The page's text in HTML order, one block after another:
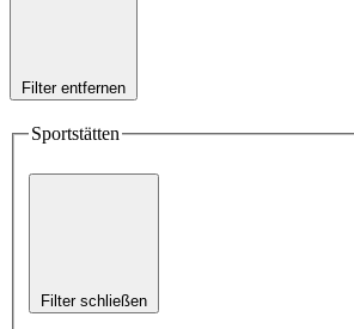
Filter entfernen
Sportstätten
Filter schließen